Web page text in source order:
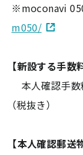
※moconavi
m050/
【新設する手数
本人確認手数
（税抜き）
【本人確認郵送